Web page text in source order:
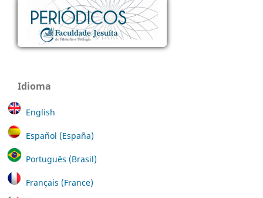
Idioma
English
Español (España)
Português (Brasil)
Français (France)